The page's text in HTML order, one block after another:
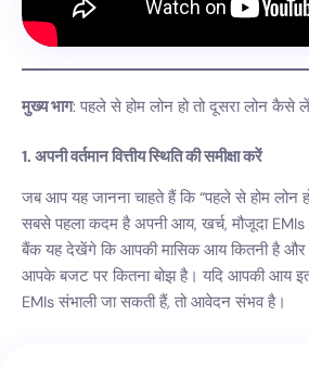
मुख्य भाग: पहले से होम लोन हो तो दूसरा लोन कैसे
1. अपनी वर्तमान वित्तीय स्थिति की समीक्षा करें
जब आप यह जानना चाहते हैं कि “पहले से होम लोन
सबसे पहला कदम है अपनी आय, खर्च, मौजूदा
बैंक यह देखेंगे कि आपकी मासिक आय कितनी है और
आपके बजट पर कितना बोझ है। यदि आपकी आय
EMIs संभाली जा सकती हैं, तो आवेदन संभव है।